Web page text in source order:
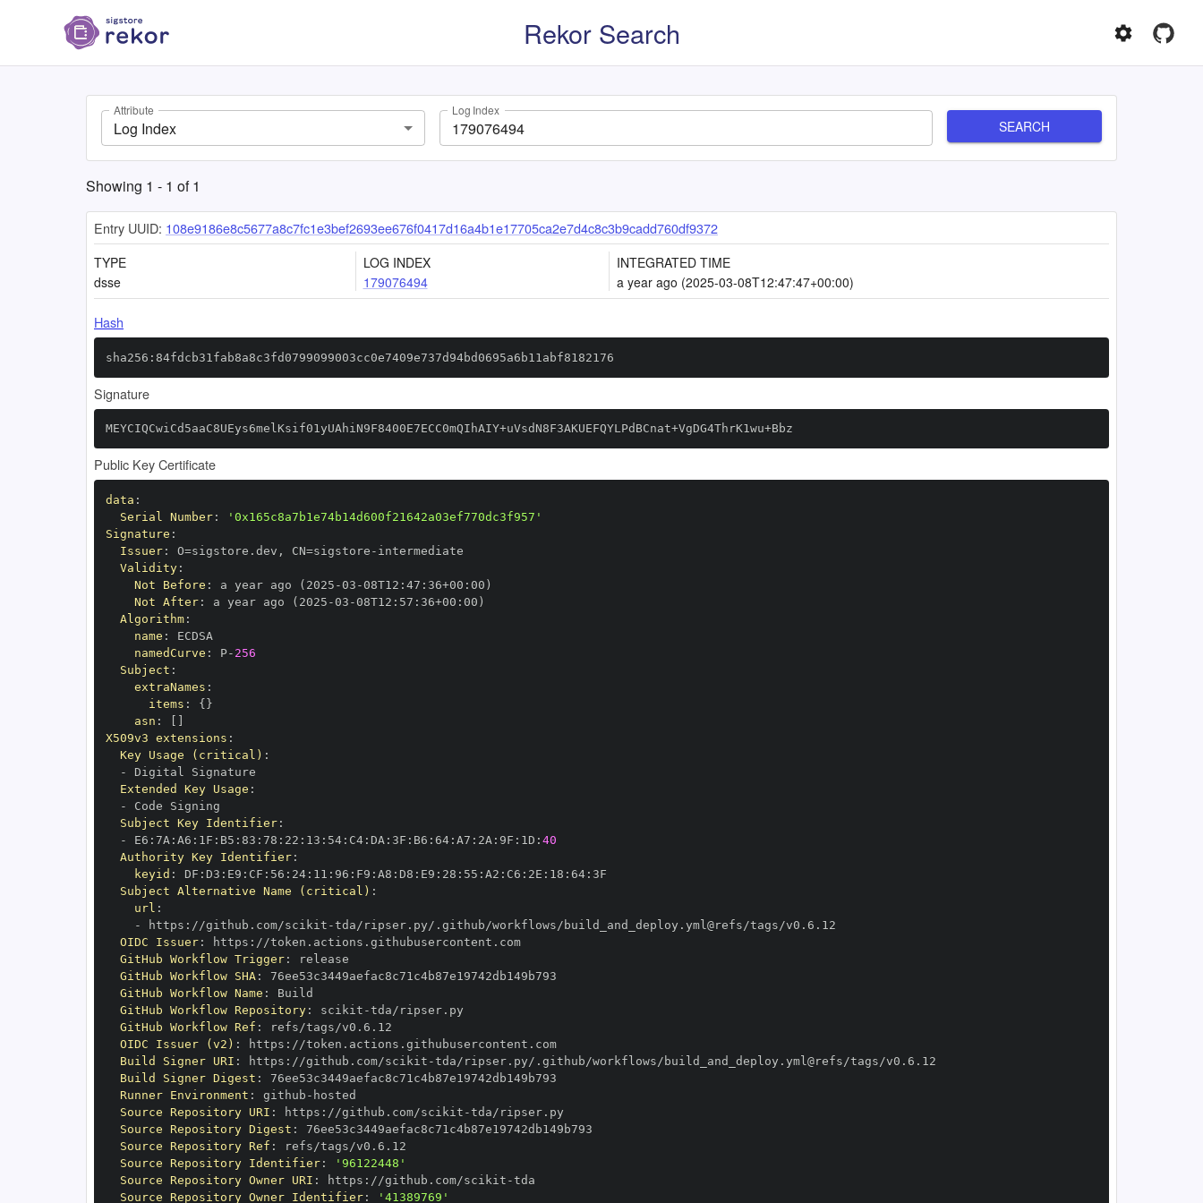
Rekor Search
Attribute
Log Index
Log Index
SEARCH
Showing 1 - 1 of1
Entry UUID: 108e9186e8c5677a8c7fc1e3bef2693ee676f0417d16a4b1e17705ca2e7d4c8c3b9cadd760df9372
TYPE
dsse
LOG INDEX
179076494
INTEGRATED TIME
a year ago (2025-03-08T12:47:47+00:00)
Hash
sha256:84fdcb31fab8a8c3fd0799099003cc0e7409e737d94bd0695a6b11abf8182176
Signature
MEYCIQCwiCd5aaC8UEys6melKsif01yUAhiN9F8400E7ECC0mQIhAIY+uVsdN8F3AKUEFQYLPdBCnat+VgDG4ThrK1wu+Bbz
Public Key Certificate
data :
Serial Number:
'0x165c8a7b1e74b14d600f21642a03ef770dc3f957'
Signature :
Issuer: O=sigstore.dev , CN=sigstore -
Validity:
Not Before : a year ago (2025 -03 -08T12 : 47 : 36+00 :
Not After: a year ago (2025 -03 -08T12 : 57 : 36+00 :
Algorithm:
name :
namedCurve : P- 256
Subject :
extraNames :
items : { }
asn :
X509v3 extensions :
Key Usage (critical) :
-
Extended Key Usage :
-
Subject Key Identifier:
-
E6 : 7A : A6 : 1F : B5 : 83 : 78 : 22 : 13 : 54: C4: DA : 3F : B6 : 64: A7 : 2A : 9F : 1D : 40
Authority Key Identifier:
keyid : DF : D3 : E9 : CF : 56 : 24: 11 : 96 : F9 : A8 : D8 : E9 : 28 : 55 : A2 : C6 : 2E : 18 : 64:
Subject Alternative Name (critical) :
url :
-
https : //github.com/scikit -
OIDC Issuer: https :
//token.actions.githubusercontent.com
GitHub Workflow Trigger:
GitHub Workflow SHA:
GitHub Workflow Name :
GitHub Workflow Repository: scikit -
GitHub Workflow Ref :
OIDC Issuer (v2) : https :
//token.actions.githubusercontent.com
Build Signer URI : https : //github.com/scikit -
Build Signer Digest :
Runner Environment : github -
Source Repository URI : https : //github.com/scikit -
Source Repository Digest :
Source Repository Ref :
Source Repository Identifier:
'96122448'
Source Repository Owner URI : https : //github.com/scikit -
Source Repository Owner Identifier: '41389769'